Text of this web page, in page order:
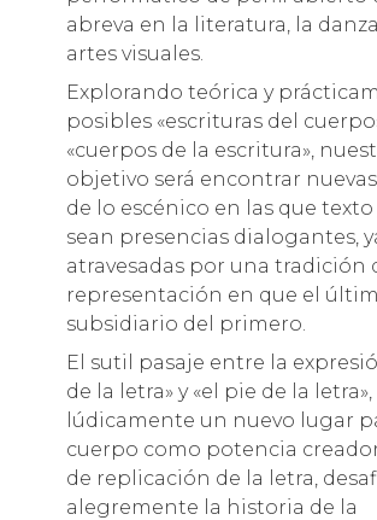
abreva en la literatura, la
artes visuales.
Explorando teórica y
posibles «escrituras del
«cuerpos de la escritura»,
objetivo será encontrar
de lo escénico en las que
sean presencias dialogantes,
atravesadas por una tradición
representación en que el
subsidiario del primero.
El sutil pasaje entre la
de la letra» y «el pie de la
lúdicamente un nuevo lugar
cuerpo como potencia
de replicación de la letra,
alegremente la historia de la